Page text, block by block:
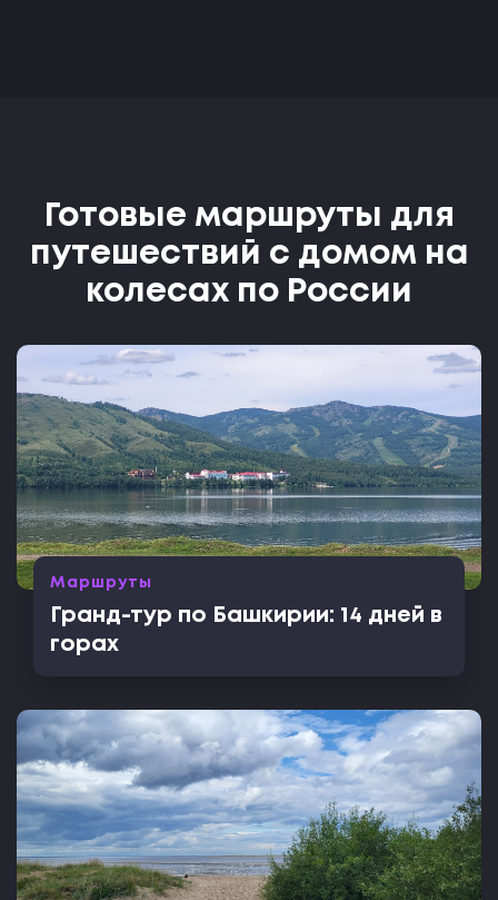
Готовые маршруты для
путешествий с домом на
колесах по России
Маршруты
Гранд-тур по Башкирии: 14 дней в
горах